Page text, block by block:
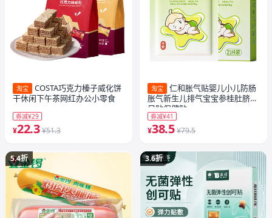
淘宝
COSTA巧克力榛子威化饼
干休闲下午茶网红办公小零食
券减¥29
¥22.3 ¥51.3
5.4折
淘宝
仁和胀气贴婴儿小儿防肠
胀气新生儿排气宝宝参桂肚脐贴
足贴保健贴
券减¥41
¥38.5 ¥79.5
3.6折